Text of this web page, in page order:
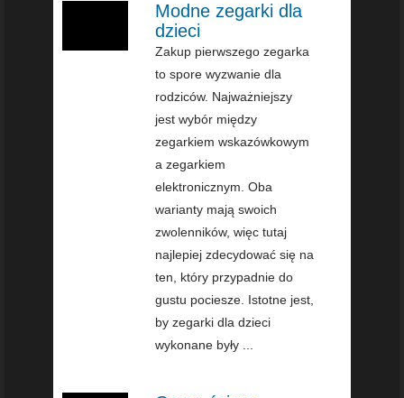
Modne zegarki dla
dzieci
Zakup pierwszego zegarka
to spore wyzwanie dla
rodziców. Najważniejszy
jest wybór między
zegarkiem wskazówkowym
a zegarkiem
elektronicznym. Oba
warianty mają swoich
zwolenników, więc tutaj
najlepiej zdecydować się na
ten, który przypadnie do
gustu pociesze. Istotne jest,
by zegarki dla dzieci
wykonane były ...